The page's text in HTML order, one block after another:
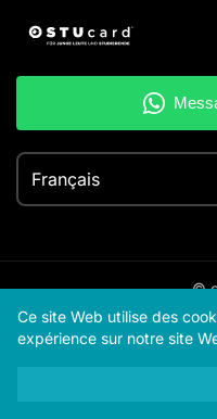
Français
©
Ce site Web utilise des
expérience sur notre site